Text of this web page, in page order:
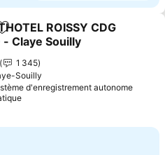
Ajouter à mes favoris
ROISSY CDG
- Claye Souilly
1 345
Souilly
d'enregistrement autonome